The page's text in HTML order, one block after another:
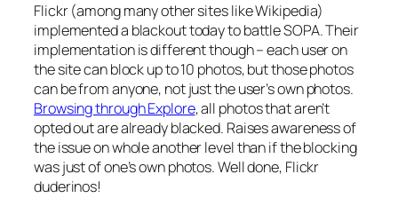
Flickr (among many other sites like Wikipedia)
implemented a blackout today to battle SOPA. Their
implementation is different though – each user on
the site can block up to 10 photos, but those photos
can be from anyone, not just the user’s own photos.
Browsing through Explore, all photos that aren’t
opted out are already blacked. Raises awareness of
the issue on whole another level than if the blocking
was just of one’s own photos. Well done, Flickr
duderinos!